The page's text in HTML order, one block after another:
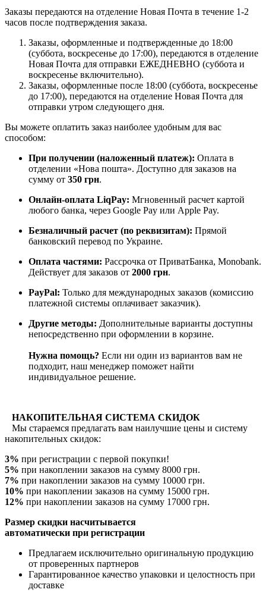
Заказы передаются на отделение Новая Почта в течение 1-2
часов после подтверждения заказа.
Заказы, оформленные и подтвержденные до 18:00
(суббота, воскресенье до 17:00), передаются в отделение
Новая Почта для отправки ЕЖЕДНЕВНО (суббота и
воскресенье включительно).
Заказы, оформленные после 18:00 (суббота, воскресенье
до 17:00), передаются на отделение Новая Почта для
отправки утром следующего дня.
Вы можете оплатить заказ наиболее удобным для вас
способом:
При получении (наложенный платеж): Оплата в
отделении «Нова пошта». Доступно для заказов на
сумму от 350 грн.
Онлайн-оплата LiqPay: Мгновенный расчет картой
любого банка, через Google Pay или Apple Pay.
Безналичный расчет (по реквизитам): Прямой
банковский перевод по Украине.
Оплата частями: Рассрочка от ПриватБанка, Monobank.
Действует для заказов от 2000 грн.
PayPal: Только для международных заказов (комиссию
платежной системы оплачивает заказчик).
Другие методы: Дополнительные варианты доступны
непосредственно при оформлении в корзине.
Нужна помощь? Если ни один из вариантов вам не
подходит, наш менеджер поможет найти
индивидуальное решение.
НАКОПИТЕЛЬНАЯ СИСТЕМА СКИДОК
Мы стараемся предлагать вам наилучшие цены и систему
накопительных скидок:
3% при регистрации с первой покупки!
5% при накоплении заказов на сумму 8000 грн.
7% при накоплении заказов на сумму 10000 грн.
10% при накоплении заказов на сумму 15000 грн.
12% при накоплении заказов на сумму 17000 грн.
Размер скидки насчитывается
автоматически при регистрации
Предлагаем исключительно оригинальную продукцию
от проверенных партнеров
Гарантированное качество упаковки и целостность при
доставке